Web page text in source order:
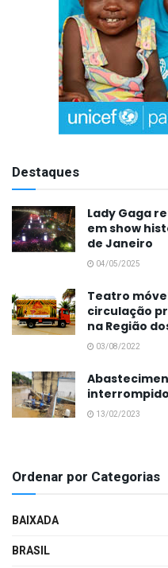
Destaques
Lady Gaga
em show
de Janeiro
04/05/2025
Teatro
circulação
na Região
03/08/2022
13/02/2023
Ordenar por Categorias
BAIXADA
BRASIL